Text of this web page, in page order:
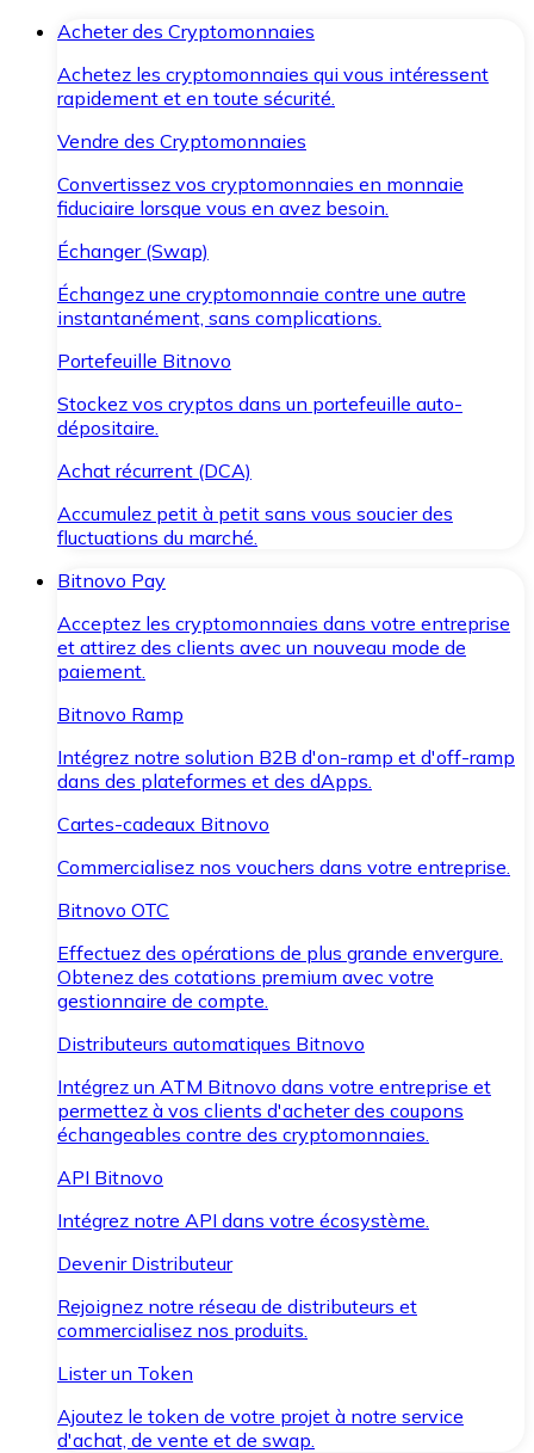
Acheter des Cryptomonnaies
Achetez les cryptomonnaies qui vous intéressent
rapidement et en toute sécurité.
Vendre des Cryptomonnaies
Convertissez vos cryptomonnaies en monnaie
fiduciaire lorsque vous en avez besoin.
Échanger (Swap)
Échangez une cryptomonnaie contre une autre
instantanément, sans complications.
Portefeuille Bitnovo
Stockez vos cryptos dans un portefeuille auto-
dépositaire.
Achat récurrent (DCA)
Accumulez petit à petit sans vous soucier des
fluctuations du marché.
Bitnovo Pay
Acceptez les cryptomonnaies dans votre entreprise
et attirez des clients avec un nouveau mode de
paiement.
Bitnovo Ramp
Intégrez notre solution B2B d'on-ramp et d'off-ramp
dans des plateformes et des dApps.
Cartes-cadeaux Bitnovo
Commercialisez nos vouchers dans votre entreprise.
Bitnovo OTC
Effectuez des opérations de plus grande envergure.
Obtenez des cotations premium avec votre
gestionnaire de compte.
Distributeurs automatiques Bitnovo
Intégrez un ATM Bitnovo dans votre entreprise et
permettez à vos clients d'acheter des coupons
échangeables contre des cryptomonnaies.
API Bitnovo
Intégrez notre API dans votre écosystème.
Devenir Distributeur
Rejoignez notre réseau de distributeurs et
commercialisez nos produits.
Lister un Token
Ajoutez le token de votre projet à notre service
d'achat, de vente et de swap.